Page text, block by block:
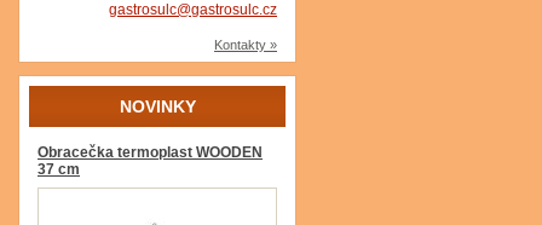
gastrosulc@gastrosulc.cz
Kontakty »
NOVINKY
Obracečka termoplast WOODEN
37 cm